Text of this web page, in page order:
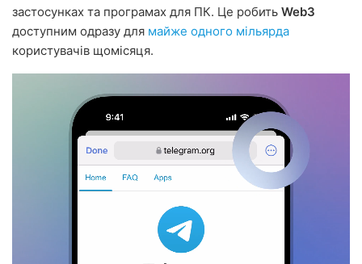
застосунках та програмах для ПК. Це робить Web3
доступним одразу для майже одного мільярда
користувачів щомісяця.